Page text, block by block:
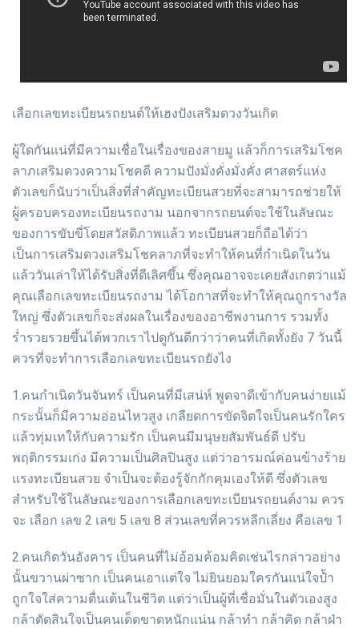
เลือกเลขทะเบียนรถยนต์ให้เฮงปังเสริมดวงวันเกิด
ผู้ใดกันแน่ที่มีความเชื่อในเรื่องของสายมู แล้วก็การเสริมโชค
ลาภเสริมดวงความโชคดี ความปังมั่งคั่งมั่งคั่ง ศาสตร์แห่ง
ตัวเลขก็นับว่าเป็นสิ่งที่สำคัญทะเบียนสวยที่จะสามารถช่วยให้
ผู้ครอบครองทะเบียนรถงาม นอกจากรถยนต์จะใช้ในลัษณะ
ของการขับขี่โดยสวัสดิภาพแล้ว ทะเบียนสวยก็ถือได้ว่า
เป็นการเสริมดวงเสริมโชคลาภที่จะทำให้คนที่กำเนิดในวัน
แล้ววันเล่าให้ได้รับสิ่งที่ดีเลิศขึ้น ซึ่งคุณอาจจะเคยสังเกตว่าแม้
คุณเลือกเลขทะเบียนรถงาม ได้โอกาสที่จะทำให้คุณถูกรางวัล
ใหญ่ ซึ่งตัวเลขก็จะส่งผลในเรื่องของอาชีพงานการ รวมทั้ง
ร่ำรวยรวยขึ้นได้พวกเราไปดูกันดีกว่าว่าคนที่เกิดทั้งยัง 7 วันนี้
ควรที่จะทำการเลือกเลขทะเบียนรถยังไง
1.คนกำเนิดวันจันทร์ เป็นคนที่มีเสน่ห์ พูดจาดีเข้ากับคนง่ายแม้
กระนั้นก็มีความอ่อนไหวสูง เกลียดการขัดจิตใจเป็นคนรักใคร
แล้วทุ่มเทให้กับความรัก เป็นคนมีมนุษยสัมพันธ์ดี ปรับ
พฤติกรรมเก่ง มีความเป็นศิลปินสูง แต่ว่าอารมณ์ค่อนข้างร้าย
แรงทะเบียนสวย จำเป็นจะต้องรู้จักกักคุมเองให้ดี ซึ่งตัวเลข
สำหรับใช้ในลัษณะของการเลือกเลขทะเบียนรถยนต์งาม ควร
จะ เลือก เลข 2 เลข 5 เลข 8 ส่วนเลขที่ควรหลีกเลี่ยง คือเลข 1
2.คนเกิดวันอังคาร เป็นคนที่ไม่อ้อมค้อมคิดเช่นไรกล่าวอย่าง
นั้นขวานผ่าซาก เป็นคนเอาแต่ใจ ไม่ยินยอมใครกันแน่ใจป้ำ
ถูกใจใส่ความตื่นเต้นในชีวิต แต่ว่าเป็นผู้ที่เชื่อมั่นในตัวเองสูง
กล้าตัดสินใจเป็นคนเด็ดขาดหนักแน่น กล้าทำ กล้าคิด กล้าฝ่า